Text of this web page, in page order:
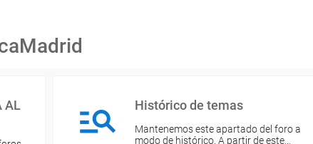
AL
Histórico de temas
Mantenemos este apartado del foro a
modo de histórico. A partir de este…